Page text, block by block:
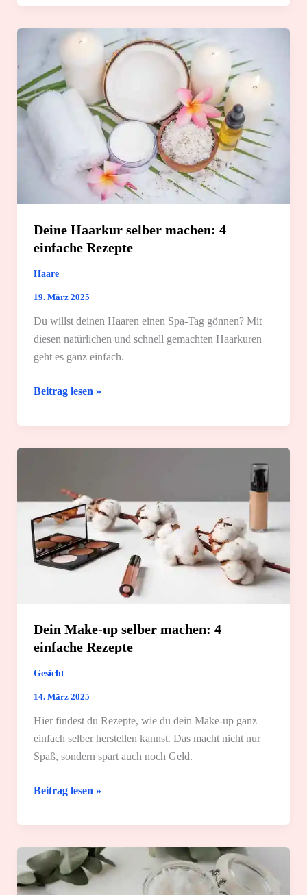
selber
einfache
Rezepte
Deine Haarkur selber machen: 4
einfache Rezepte
Haare
19. März 2025
Du willst deinen Haaren einen Spa-Tag gönnen? Mit
diesen natürlichen und schnell gemachten Haarkuren
geht es ganz einfach.
Deine
selber
Rezepte
Beitrag lesen »
Dein Make-up selber machen: 4
einfache Rezepte
Gesicht
14. März 2025
Hier findest du Rezepte, wie du dein Make-up ganz
einfach selber herstellen kannst. Das macht nicht nur
Spaß, sondern spart auch noch Geld.
Dein
up
machen:
4
Beitrag lesen »